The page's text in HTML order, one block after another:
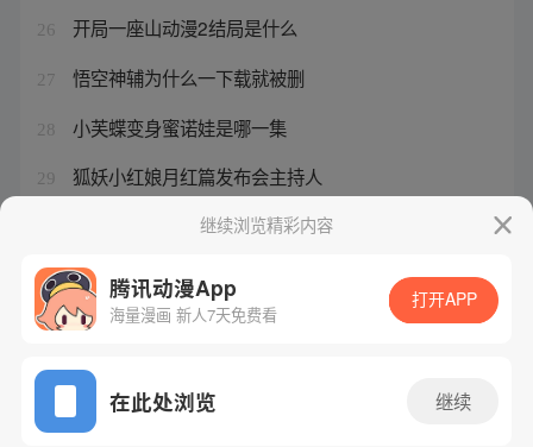
26 开局一座山动漫2结局是什么
27 悟空神辅为什么一下载就被删
28 小芙蝶变身蜜诺娃是哪一集
29 狐妖小红娘月红篇发布会主持人
一人之下宝姐图片q版继续浏览精彩内容
腾讯动漫App
海量漫画 新人7天免费看
打开APP
在此处浏览 继续
网站备案/许可证号：粤B2-20090059-5
Copyright©1998 - 2026 Tencent. All Rights Reserved